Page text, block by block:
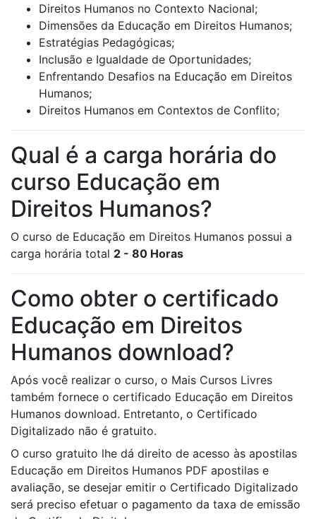
Direitos Humanos no Contexto Nacional;
Dimensões da Educação em Direitos Humanos;
Estratégias Pedagógicas;
Inclusão e Igualdade de Oportunidades;
Enfrentando Desafios na Educação em Direitos
Humanos;
Direitos Humanos em Contextos de Conflito;
Qual é a carga horária do
curso Educação em
Direitos Humanos?
O curso de Educação em Direitos Humanos possui a
carga horária total 2 - 80 Horas
Como obter o certificado
Educação em Direitos
Humanos download?
Após você realizar o curso, o Mais Cursos Livres
também fornece o certificado Educação em Direitos
Humanos download. Entretanto, o Certificado
Digitalizado não é gratuito.
O curso gratuito lhe dá direito de acesso às apostilas
Educação em Direitos Humanos PDF apostilas e
avaliação, se desejar emitir o Certificado Digitalizado
será preciso efetuar o pagamento da taxa de emissão